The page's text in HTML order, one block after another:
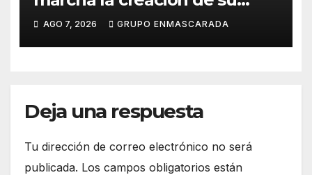
repertorio para el Carnaval
2027
AGO 7, 2026 GRUPO ENMASCARADA
Deja una respuesta
Tu dirección de correo electrónico no será
publicada. Los campos obligatorios están